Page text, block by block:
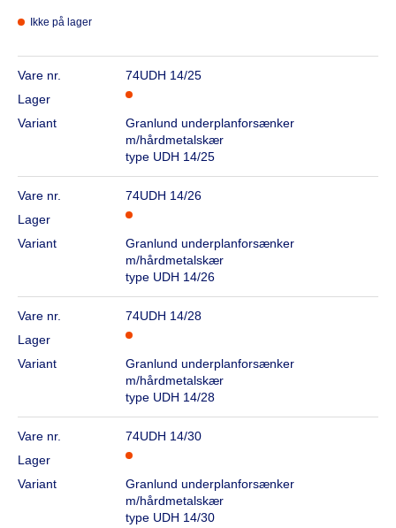
Ikke på lager
Vare nr.
74UDH 14/25
Lager
Variant
Granlund underplanforsænker
m/hårdmetalskær
type UDH 14/25
Vare nr.
74UDH 14/26
Lager
Variant
Granlund underplanforsænker
m/hårdmetalskær
type UDH 14/26
Vare nr.
74UDH 14/28
Lager
Variant
Granlund underplanforsænker
m/hårdmetalskær
type UDH 14/28
Vare nr.
74UDH 14/30
Lager
Variant
Granlund underplanforsænker
m/hårdmetalskær
type UDH 14/30